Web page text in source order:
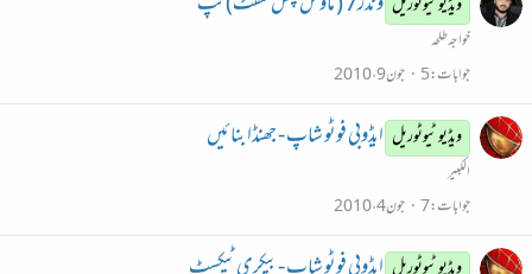
ویڈیو ٹیوٹوریل
خواجہ طلحہ
جوابات 5 جون 9، 2010
ویڈیو ٹیوٹوریل ایڈوبی فوٹو شاپ - جھنڈا بنائیں
الکبیر
جوابات 7 جون 4، 2010